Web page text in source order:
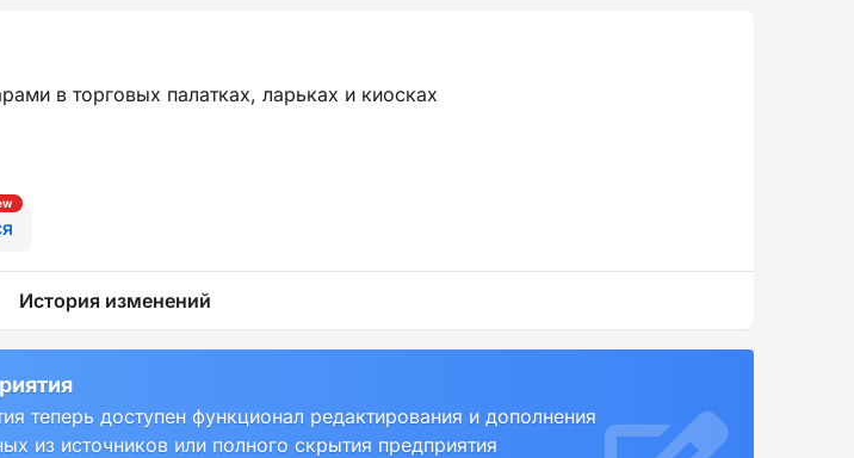
в торговых палатках, ларьках и киосках
История изменений
теперь доступен функционал редактирования и дополнения
из источников или полного скрытия предприятия